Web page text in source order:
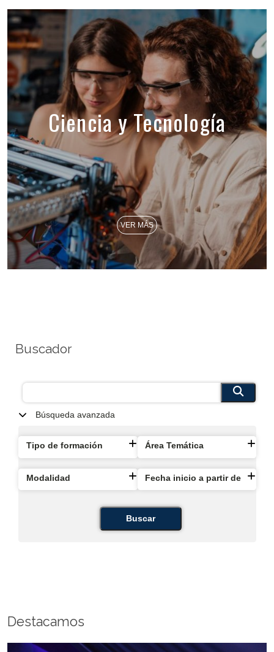
Ciencia y Tecnología
VER MÁS
Buscador
Búsqueda avanzada
Tipo de formación Área Temática
Modalidad Fecha inicio a partir de
Buscar
Destacamos